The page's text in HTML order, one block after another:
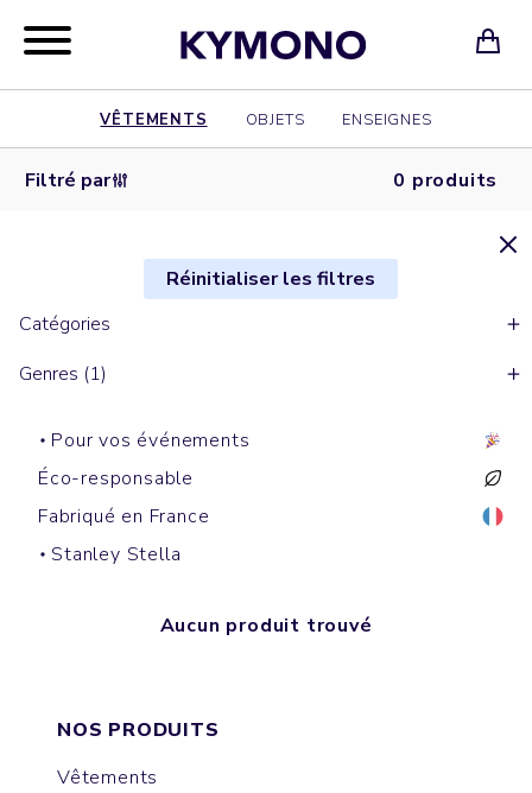
VÊTEMENTS OBJETS ENSEIGNES
Filtré par 0 produits
Réinitialiser les filtres
Catégories
Genres (1)
Pour vos événements
Éco-responsable
Fabriqué en France
Stanley Stella
Aucun produit trouvé
NOS PRODUITS
Vêtements